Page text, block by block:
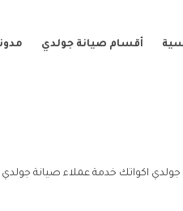
أقسام صيانة جولدي
جولدي اكواتك خدمة عملاء صيانة